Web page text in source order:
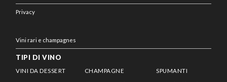
Privacy
Vini rari e champagnes
TIPI DI VINO
VINI DA DESSERT CHAMPAGNE SPUMANTI